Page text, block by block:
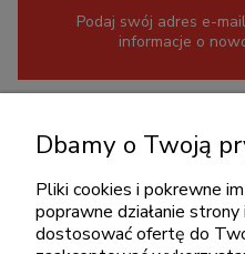
Podaj swój adres e-
informacje o
+48
pon.-
Dbamy o Twoją
Pliki cookies i pokrewne
poprawne działanie strony
dostosować ofertę do